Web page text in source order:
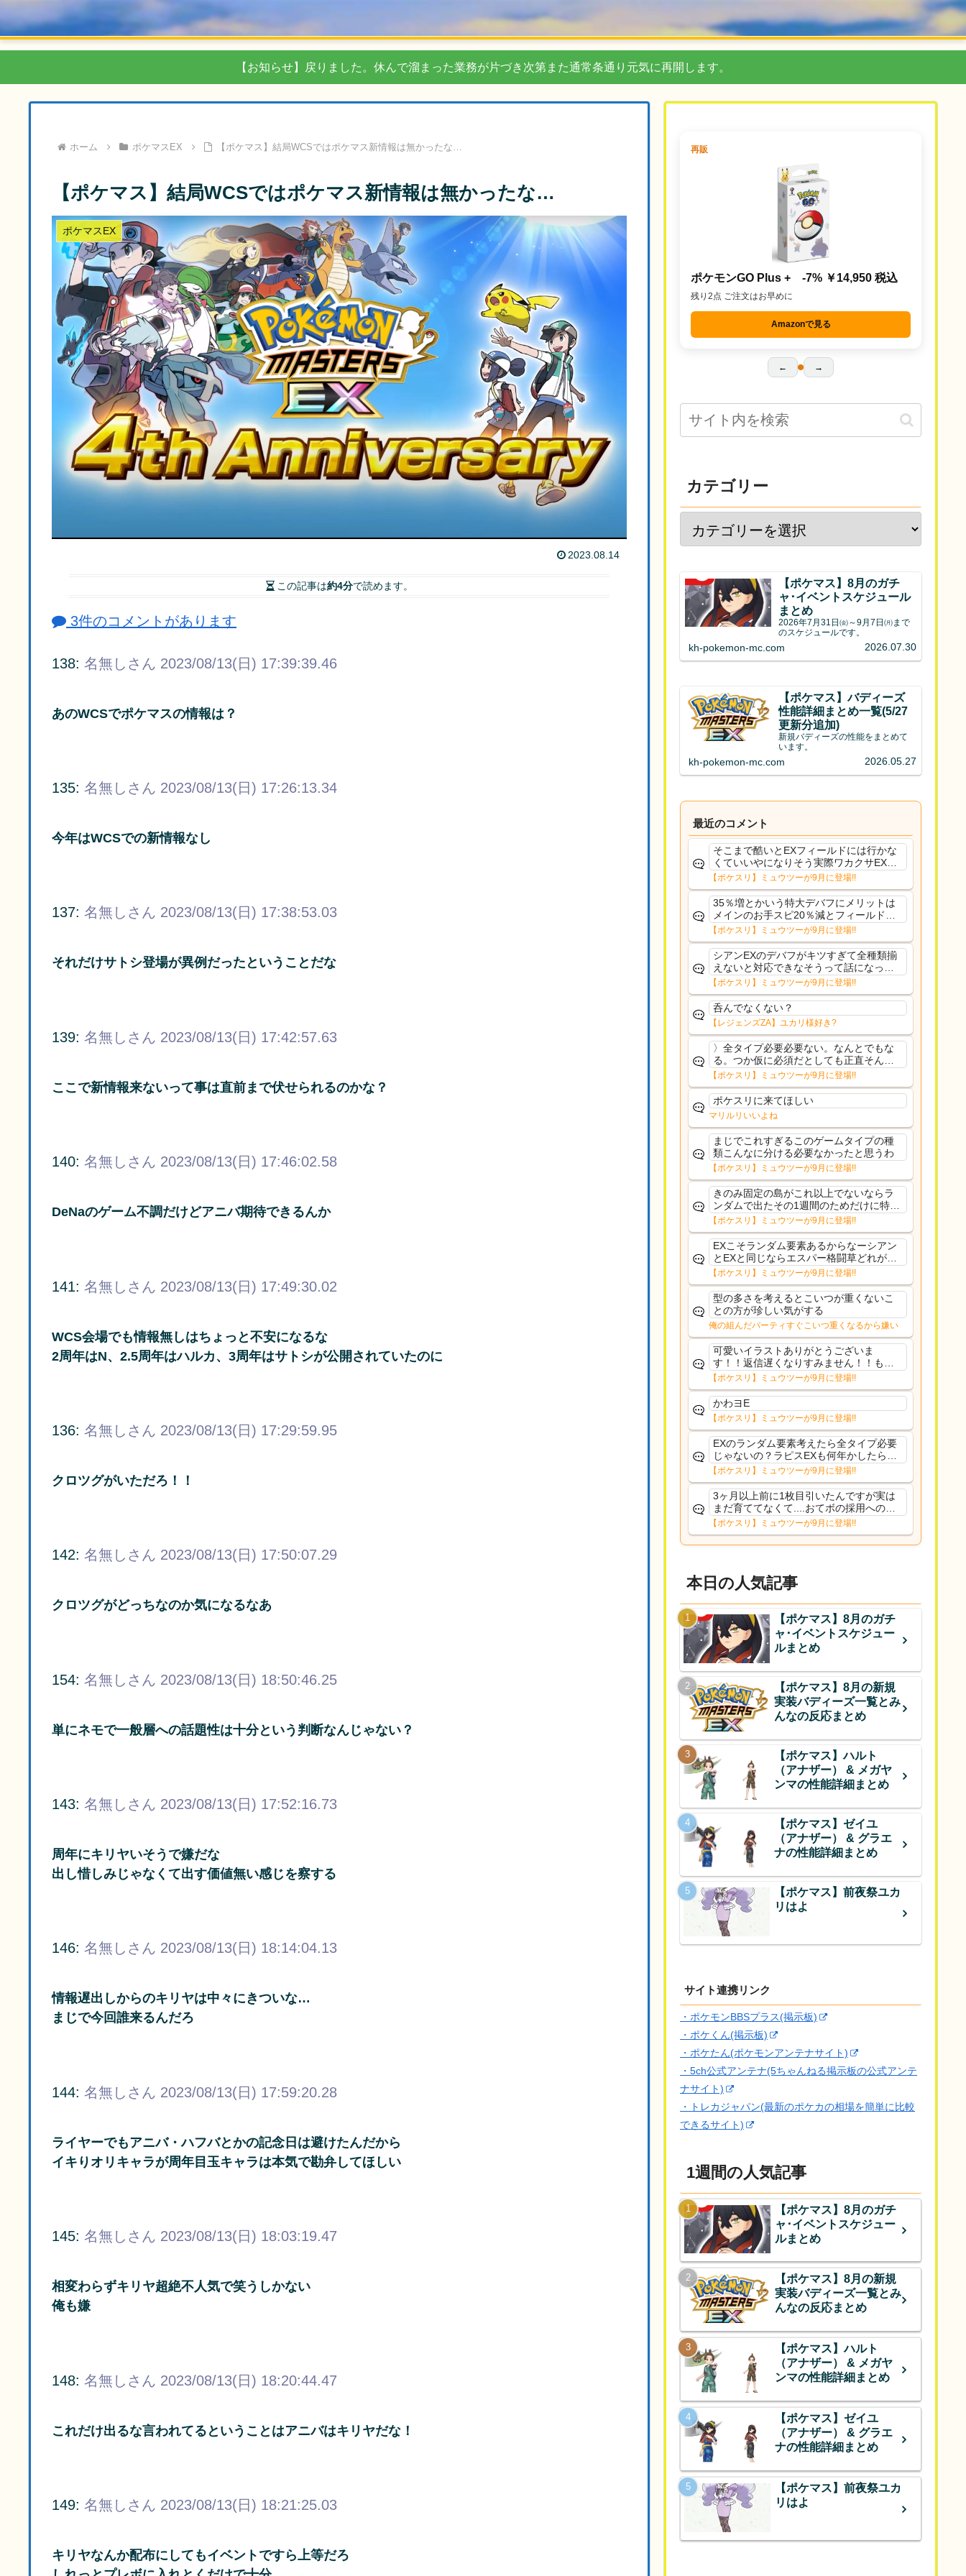
【お知らせ】戻りました。休んで溜まった業務が片づき次第また通常条通り元気に再開します。
ホーム ポケマスEX 【ポケマス】結局WCSではポケマス新情報は無かったな…
【ポケマス】結局WCSではポケマス新情報は無かったな…
ポケマスEX
2023.08.14
この記事は約4分で読めます。
3件のコメントがあります
138: 名無しさん 2023/08/13(日) 17:39:39.46
あのWCSでポケマスの情報は？
135: 名無しさん 2023/08/13(日) 17:26:13.34
今年はWCSでの新情報なし
137: 名無しさん 2023/08/13(日) 17:38:53.03
それだけサトシ登場が異例だったということだな
139: 名無しさん 2023/08/13(日) 17:42:57.63
ここで新情報来ないって事は直前まで伏せられるのかな？
140: 名無しさん 2023/08/13(日) 17:46:02.58
DeNaのゲーム不調だけどアニバ期待できるんか
141: 名無しさん 2023/08/13(日) 17:49:30.02
WCS会場でも情報無しはちょっと不安になるな
2周年はN、2.5周年はハルカ、3周年はサトシが公開されていたのに
136: 名無しさん 2023/08/13(日) 17:29:59.95
クロツグがいただろ！！
142: 名無しさん 2023/08/13(日) 17:50:07.29
クロツグがどっちなのか気になるなあ
154: 名無しさん 2023/08/13(日) 18:50:46.25
単にネモで一般層への話題性は十分という判断なんじゃない？
143: 名無しさん 2023/08/13(日) 17:52:16.73
周年にキリヤいそうで嫌だな
出し惜しみじゃなくて出す価値無い感じを察する
146: 名無しさん 2023/08/13(日) 18:14:04.13
情報遅出しからのキリヤは中々にきついな…
まじで今回誰来るんだろ
144: 名無しさん 2023/08/13(日) 17:59:20.28
ライヤーでもアニバ・ハフバとかの記念日は避けたんだから
イキりオリキャラが周年目玉キャラは本気で勘弁してほしい
145: 名無しさん 2023/08/13(日) 18:03:19.47
相変わらずキリヤ超絶不人気で笑うしかない
俺も嫌
148: 名無しさん 2023/08/13(日) 18:20:44.47
これだけ出るな言われてるということはアニバはキリヤだな！
149: 名無しさん 2023/08/13(日) 18:21:25.03
キリヤなんか配布にしてもイベントですら上等だろ
再販
ポケモンGO Plus + -7% ￥14,950 税込
残り2点 ご注文はお早めに
Amazonで見る
← →
カテゴリー
【ポケマス】8月のガチ
ャ･イベントスケジュール
まとめ
2026年7月31日㈮～9月7日㈪まで
のスケジュールです。
kh-pokemon-mc.com 2026.07.30
【ポケマス】バディーズ
性能詳細まとめ一覧(5/27
更新分追加)
新規バディーズの性能をまとめて
います。
kh-pokemon-mc.com 2026.05.27
最近のコメント
そこまで酷いとEXフィールドには行かな
くていいやになりそう実際ワカクサEXで
さえあんまり行ってないや
【ポケスリ】ミュウツーが9月に登場!!
35％増とかいう特大デバフにメリットは
メインのお手スピ20％減とフィールド効
果のみフェアリーノーマルとか引いたら
まともに料理も作れないし終わり控えめ
に言ってカス
【ポケスリ】ミュウツーが9月に登場!!
シアンEXのデバフがキツすぎて全種類揃
えないと対応できなそうって話になって
るわ
【ポケスリ】ミュウツーが9月に登場!!
呑んでなくない？
【レジェンズZA】ユカリ様好き?
〉全タイプ必要必要ない。なんとでもな
る。つか仮に必須だとしても正直そんな
もんに付き合う気は無い。運営は時間の
リソースを甘く見すぎなのよ。ポケスリ
やったことないやろうなと思ってる。〉
ラピスEX最短二年後...
【ポケスリ】ミュウツーが9月に登場!!
ポケスリに来てほしい
マリルリいいよね
まじでこれすぎるこのゲームタイプの種
類こんなに分ける必要なかったと思うわ
【ポケスリ】ミュウツーが9月に登場!!
きのみ固定の島がこれ以上でないならラ
ンダムで出たその1週間のためだけに特定
のタイプにリソース割くのなんだかむな
しい気がするわ出番がないってわけじゃ
ないから無駄ではないんだけど
【ポケスリ】ミュウツーが9月に登場!!
EXこそランダム要素あるからなーシアン
とEXと同じならエスパー格闘草どれが事
前に来るか分からんから、積む必要があ
るミュウツーは使いにくくね？って思っ
た
【ポケスリ】ミュウツーが9月に登場!!
型の多さを考えるとこいつが重くないこ
との方が珍しい気がする
俺の組んだパーティすぐこいつ重くなるから嫌い
可愛いイラストありがとうございま
す！！返信遅くなりすみません！！もう
少ししたら通常再開できます！
【ポケスリ】ミュウツーが9月に登場!!
かわヨE
【ポケスリ】ミュウツーが9月に登場!!
EXのランダム要素考えたら全タイプ必要
じゃないの？ラピスEXも何年かしたら来
るだろうし後から厳選したい育てたいっ
て思ってもどうにもならないのがこのゲ
ームだしな
【ポケスリ】ミュウツーが9月に登場!!
3ヶ月以上前に1枚目引いたんですが実は
まだ育ててなくて....おてボの採用への影
響は勉強になります。ありがとうござい
ますオイルはだいぶ強めのABBレントラ
ーいて芋の方が不安なんで1枚目にしよう
【ポケスリ】ミュウツーが9月に登場!!
本日の人気記事
【ポケマス】8月のガチ
ャ･イベントスケジュー
ルまとめ
【ポケマス】8月の新規
実装バディーズ一覧とみ
んなの反応まとめ
【ポケマス】ハルト
（アナザー） & メガヤ
ンマの性能詳細まとめ
【ポケマス】ゼイユ
（アナザー） & グラエ
ナの性能詳細まとめ
【ポケマス】前夜祭ユカ
リはよ
サイト連携リンク
・ポケモンBBSプラス(掲示板)
・ポケくん(掲示板)
・ポケたん(ポケモンアンテナサイト)
・5ch公式アンテナ(5ちゃんねる掲示板の公式アンテ
ナサイト)
・トレカジャパン(最新のポケカの相場を簡単に比較
できるサイト)
1週間の人気記事
【ポケマス】8月のガチ
ャ･イベントスケジュー
ルまとめ
【ポケマス】8月の新規
実装バディーズ一覧とみ
んなの反応まとめ
【ポケマス】ハルト
（アナザー） & メガヤ
ンマの性能詳細まとめ
【ポケマス】ゼイユ
（アナザー） & グラエ
ナの性能詳細まとめ
【ポケマス】前夜祭ユカ
リはよ